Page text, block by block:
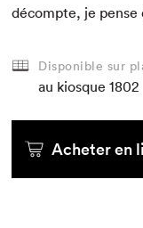
décompte, je
Disponible sur
au kiosque 1802
Acheter en